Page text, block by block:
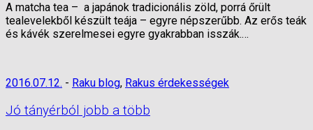
A matcha tea – a japánok tradicionális zöld, porrá őrült
tealevelekből készült teája – egyre népszerűbb. Az erős teák
és kávék szerelmesei egyre gyakrabban isszák.…
2016.07.12. - Raku blog, Rakus érdekességek
Jó tányérból jobb a több